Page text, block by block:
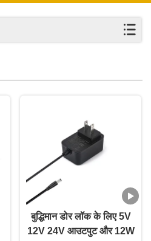
बुद्धिमान डोर लॉक के लिए 5V
12V 24V आउटपुट और 12W